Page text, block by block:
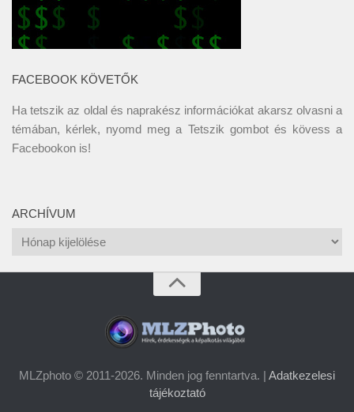
FACEBOOK KÖVETŐK
Ha tetszik az oldal és naprakész információkat akarsz olvasni a
témában, kérlek, nyomd meg a Tetszik gombot és kövess a
Facebookon is!
ARCHÍVUM
Archívum
MLZphoto © 2011-2026. Minden jog fenntartva. | Adatkezelesi
tájékoztató